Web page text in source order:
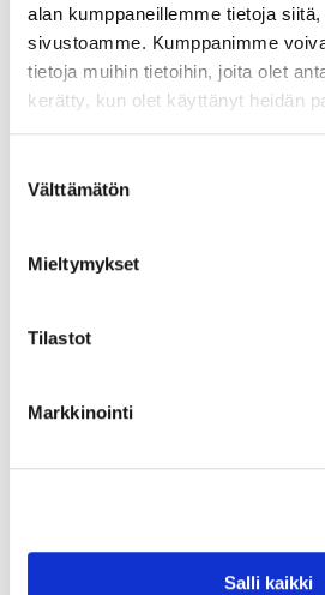
alan kumppaneillemme tietoja
sivustoamme. Kumppanimme
tietoja muihin tietoihin, joita olet
kerätty, kun olet käyttänyt heidän
valinta
Välttämätön
Mieltymykset
Tilastot
Markkinointi
Salli kaikki
liittyvien
ajatuksia
käyttäjien
koetaan
vapaa-
lämmitys).